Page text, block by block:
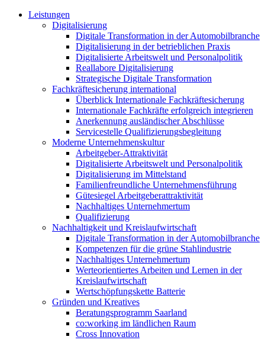
Leistungen
Digitalisierung
Digitale Transformation in der Automobilbranche
Digitalisierung in der betrieblichen Praxis
Digitalisierte Arbeitswelt und Personalpolitik
Reallabore Digitalisierung
Strategische Digitale Transformation
Fachkräftesicherung international
Überblick Internationale Fachkräftesicherung
Internationale Fachkräfte erfolgreich integrieren
Anerkennung ausländischer Abschlüsse
Servicestelle Qualifizierungsbegleitung
Moderne Unternehmenskultur
Arbeitgeber-Attraktivität
Digitalisierte Arbeitswelt und Personalpolitik
Digitalisierung im Mittelstand
Familienfreundliche Unternehmensführung
Gütesiegel Arbeitgeberattraktivität
Nachhaltiges Unternehmertum
Qualifizierung
Nachhaltigkeit und Kreislaufwirtschaft
Digitale Transformation in der Automobilbranche
Kompetenzen für die grüne Stahlindustrie
Nachhaltiges Unternehmertum
Werteorientiertes Arbeiten und Lernen in der
Kreislaufwirtschaft
Wertschöpfungskette Batterie
Gründen und Kreatives
Beratungsprogramm Saarland
co:working im ländlichen Raum
Cross Innovation